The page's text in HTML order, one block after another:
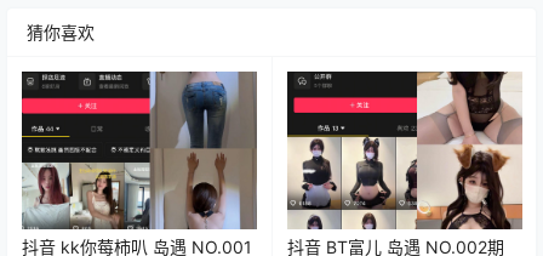
猜你喜欢
抖音 kk你莓柿叭 岛遇 NO.001
抖音 BT富儿 岛遇 NO.002期